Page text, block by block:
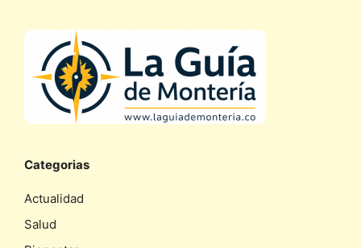
Categorias
Actualidad
Salud